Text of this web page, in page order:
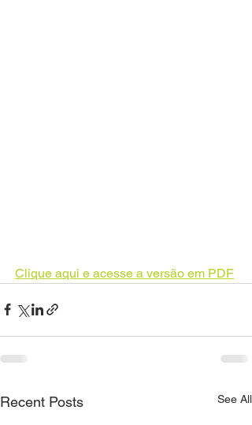
Clique aqui e acesse a versão em PDF
Recent Posts See All